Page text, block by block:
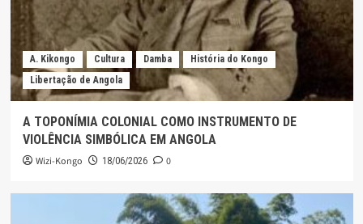
A. Kikongo Cultura Damba
História do Kongo
Libertação de Angola
A TOPONÍMIA COLONIAL COMO INSTRUMENTO DE
VIOLÊNCIA SIMBÓLICA EM ANGOLA
Wizi-Kongo 18/06/2026 0